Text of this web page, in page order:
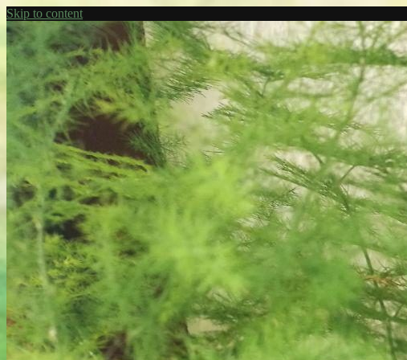
Skip to content